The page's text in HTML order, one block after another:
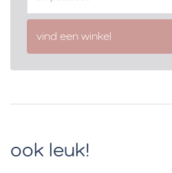
vind een winkel
ook leuk!